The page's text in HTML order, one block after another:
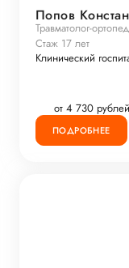
Попов
Травматолог-ортопед
Стаж 17 лет
Клинический
от 4 730 рублей
ПОДРОБНЕЕ